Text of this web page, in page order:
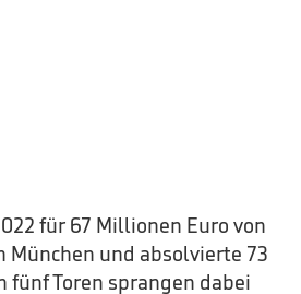
für 67 Millionen Euro von
München und absolvierte 73
fünf Toren sprangen dabei